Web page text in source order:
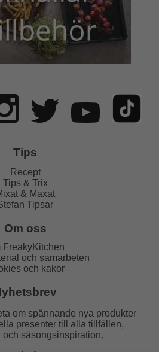
Tips
Recept
Tips & Trix
& Maxat
Tipsar
Om oss
FreakyKitchen
och samarbeten
och kakor
om spännande nya produkter
presenter till alla tillfällen,
och säsongsinspiration.